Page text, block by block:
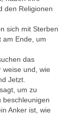
den Religionen
sich mit Sterben
am Ende, um
das
weise und, wie
Jetzt.
um zu
beschleunigen
Anker ist, wie